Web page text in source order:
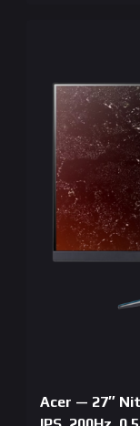
Acer — 27″